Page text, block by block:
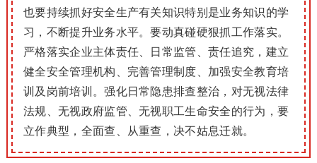
也要持续抓好安全生产有关知识特别是业务知识的学
习，不断提升业务水平。要动真碰硬狠抓工作落实。
严格落实企业主体责任、日常监管、责任追究，建立
健全安全管理机构、完善管理制度、加强安全教育培
训及岗前培训。强化日常隐患排查整治，对无视法律
法规、无视政府监管、无视职工生命安全的行为，要
立作典型，全面查、从重查，决不姑息迁就。